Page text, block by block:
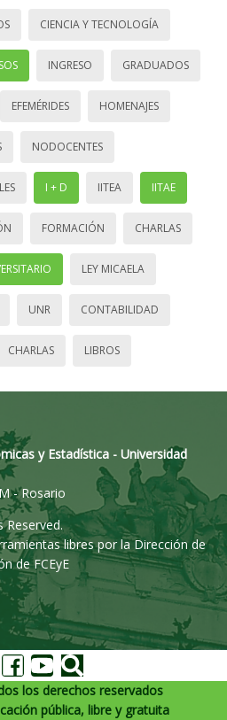
CIENCIA Y TECNOLOGÍA
INGRESO GRADUADOS
EFEMÉRIDES HOMENAJES
NODOCENTES
I + D IITEA IITAE
FORMACIÓN CHARLAS
LEY MICAELA
UNR CONTABILIDAD
CHARLAS LIBROS
y Estadística - Universidad
- Rosario
Reserved.
libres por la Dirección de
de FCEyE
los derechos reservados
pública, libre y gratuita